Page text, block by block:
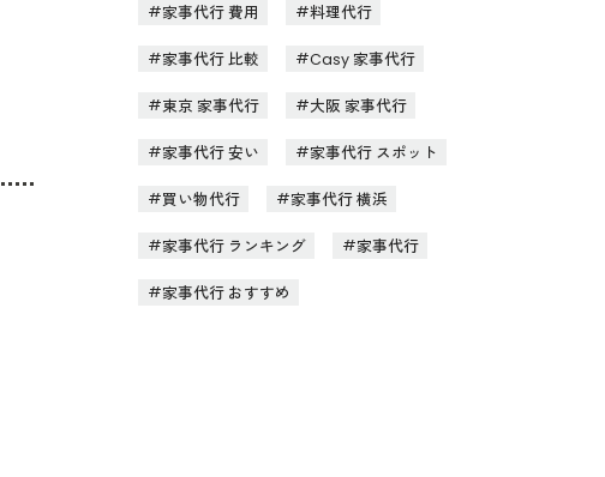
家事代行 費用 料理代行
家事代行 比較 Casy 家事代行
東京 家事代行 大阪 家事代行
家事代行 安い 家事代行 スポット
買い物代行 家事代行 横浜
家事代行 ランキング 家事代行
家事代行 おすすめ